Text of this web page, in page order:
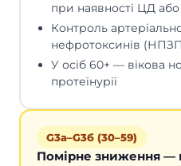
при наявності ЦД
Контроль
нефротоксинів
У осіб 60+ — вікова
протеїнурії
G3а–G3б (30–59)
Помірне зниження —